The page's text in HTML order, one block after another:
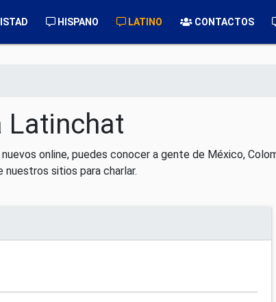
HISPANO LATINO CONTACTOS
Latinchat
online, puedes conocer a gente de México,
nuestros sitios para charlar.